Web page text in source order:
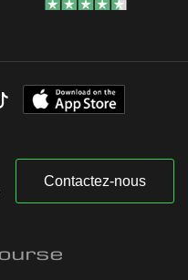
Contactez-nous